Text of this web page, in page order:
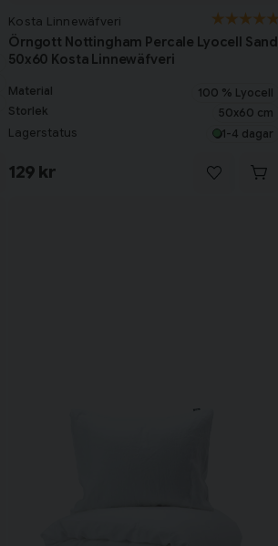
Kosta Linnewäfveri
Örngott Nottingham Percale Lyocell Sand
50x60 Kosta Linnewäfveri
Material
100 % Lyocell
Storlek
50x60 cm
Lagerstatus 1-4 dagar
129 kr